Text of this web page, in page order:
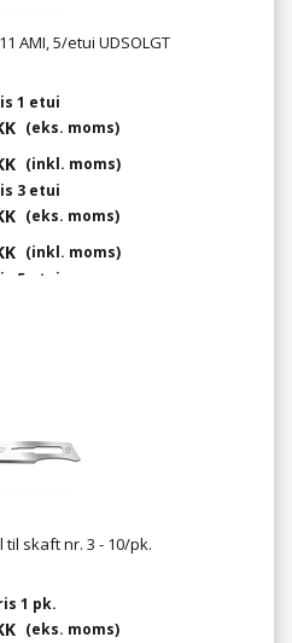
AMI, 5/etui UDSOLGT
1 etui
(eks. moms)
(inkl. moms)
3 etui
(eks. moms)
(inkl. moms)
5 etui
skaft nr. 3 - 10/pk.
1 pk.
(eks. moms)